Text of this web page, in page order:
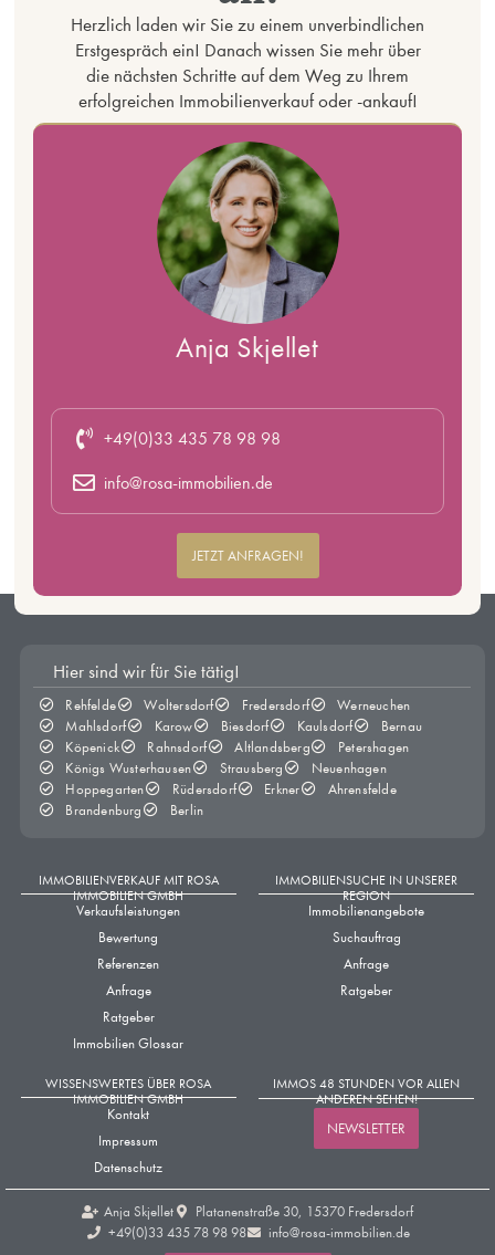
Immobilie kaufen
Hausbau als Beziehungskiller: Warum ein
Hauskauf Ehen retten kann
Blog | Immobilie kaufen
wieder?
Blog| Immobilie kaufen
Schrottimmobilie – Schnäppchen oder Risiko?